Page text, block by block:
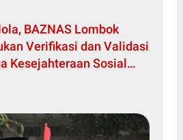
BAZNAS Lombok
Verifikasi dan Validasi
Kesejahteraan Sosial